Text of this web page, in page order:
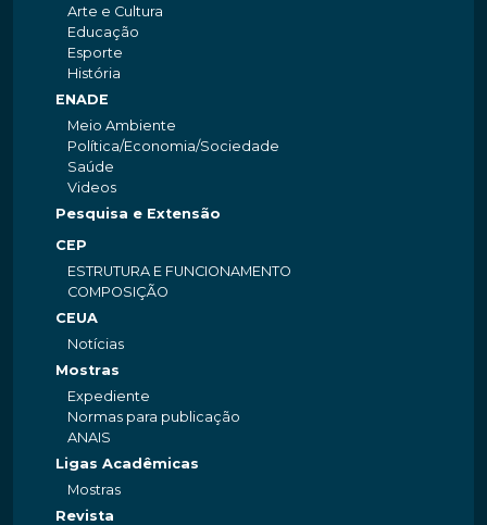
Arte e Cultura
Educação
Esporte
História
ENADE
Meio Ambiente
Política/Economia/Sociedade
Saúde
Videos
Pesquisa e Extensão
CEP
ESTRUTURA E FUNCIONAMENTO
COMPOSIÇÃO
CEUA
Notícias
Mostras
Expediente
Normas para publicação
ANAIS
Ligas Acadêmicas
Mostras
Revista